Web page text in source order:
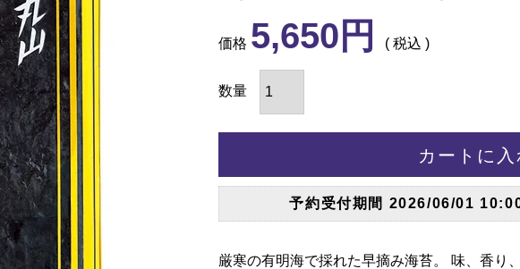
価格 5,650 税込
カートに入
予約受付期間 2026/06/01
厳寒の有明海で採れた早摘み海苔。 味、香り